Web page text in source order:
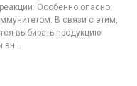
Особенно опасно
В связи с этим,
выбирать продукцию